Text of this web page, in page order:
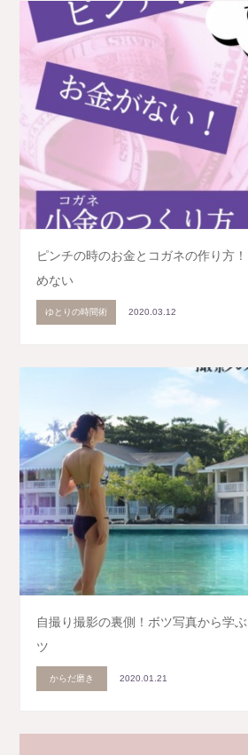
ピンチの時のお金とコガネの作り方
めない
ゆとりの時間術 2020.03.12
自撮り撮影の裏側！ボツ写真から学
ツ
からだ磨き 2020.01.21